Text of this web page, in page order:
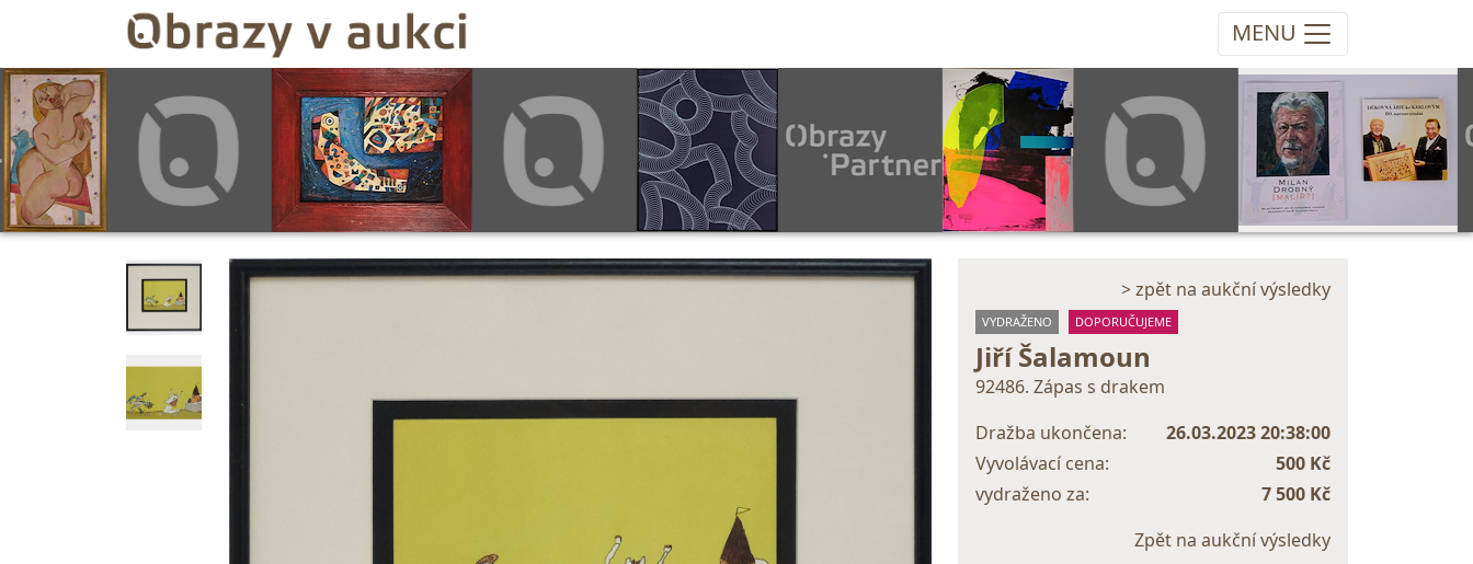
MENU
> zpět na aukční výsledky
VYDRAŽENO DOPORUČUJEME
Jiří Šalamoun
92486. Zápas s drakem
Dražba ukončena:
26.03.2023 20:38:00
Vyvolávací cena:
500 Kč
vydraženo za:
7 500 Kč
Zpět na aukční výsledky